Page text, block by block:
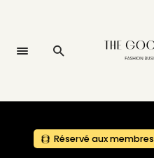
Réservé aux membres